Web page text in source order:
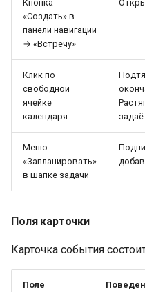
Кнопка
«Создать» в
панели навигации
→ «Встречу»
Клик по
свободной
ячейке
календаря
Меню
«Запланировать»
в шапке задачи
Поля карточки
Карточка события
Поле